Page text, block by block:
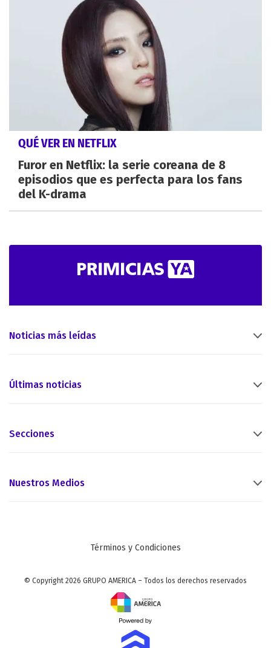
QUÉ VER EN NETFLIX
Furor en Netflix: la serie coreana de 8
episodios que es perfecta para los fans
del K-drama
Noticias más leídas
Últimas noticias
Secciones
Nuestros Medios
Términos y Condiciones
© Copyright 2026 GRUPO AMERICA – Todos los derechos reservados